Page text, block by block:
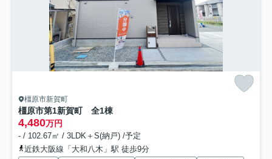
橿原市新賀町
橿原市第1新賀町 全1棟
4,480万円
- / 102.67㎡ / 3LDK＋S(納戸) /予定
近鉄大阪線「大和八木」駅 徒歩9分